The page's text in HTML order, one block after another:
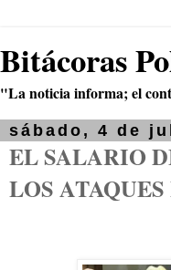
Bitácoras
"La noticia informa; el
sábado, 4 de
EL SALARIO
LOS